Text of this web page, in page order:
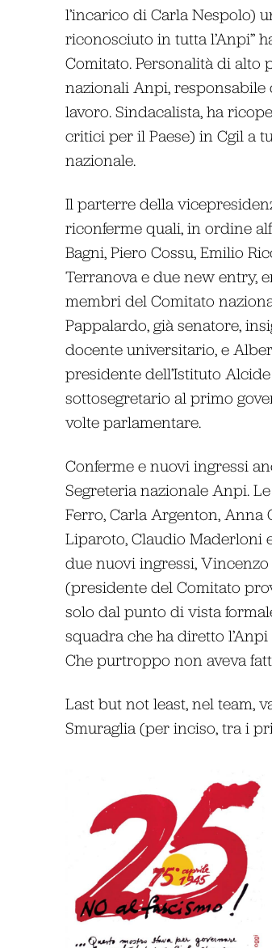
l’incarico di Carla Nespolo)
riconosciuto in tutta l’Anpi”
Comitato. Personalità di alto
nazionali Anpi, responsabile
lavoro. Sindacalista, ha
critici per il Paese) in Cgil a
nazionale.
Il parterre della
riconferme quali, in ordine
Bagni, Piero Cossu, Emilio
Terranova e due new entry,
membri del Comitato
Pappalardo, già senatore,
docente universitario, e
presidente dell’Istituto
sottosegretario al primo
volte parlamentare.
Conferme e nuovi ingressi
Segreteria nazionale Anpi.
Ferro, Carla Argenton, Anna
Liparoto, Claudio Maderloni
due nuovi ingressi,
(presidente del Comitato
solo dal punto di vista
squadra che ha diretto
Che purtroppo non aveva
Last but not least, nel team,
Smuraglia (per inciso, tra i